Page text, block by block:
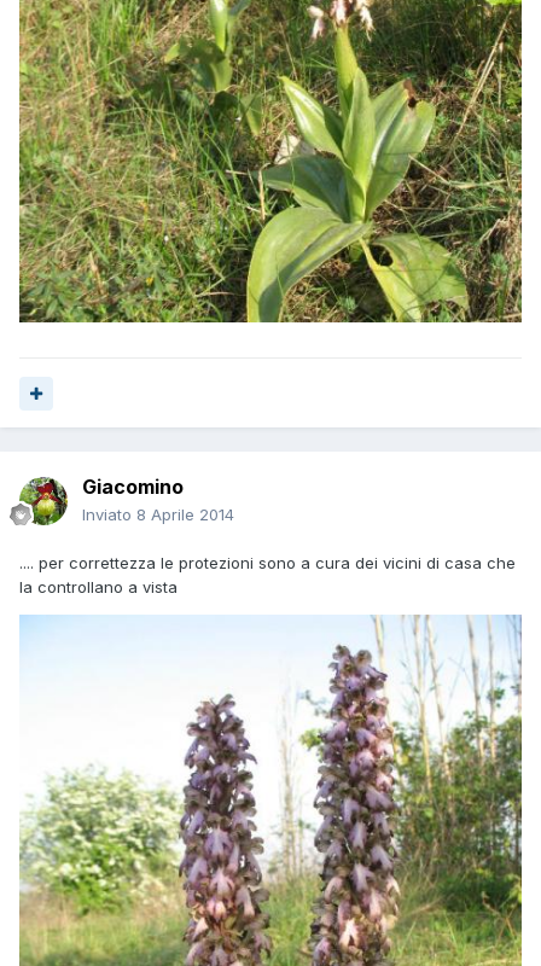
Giacomino
Inviato 8 Aprile 2014
.... per correttezza le protezioni sono a cura dei vicini di casa che
la controllano a vista